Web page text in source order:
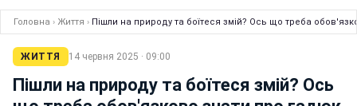
Головна › Життя › Пішли на природу та боїтеся змій? Ось що треба
ЖИТТЯ 14 червня 2025 · 09:00
Пішли на природу та боїтеся змій? Ось